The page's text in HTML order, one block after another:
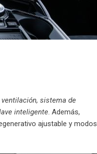
sistema de
inteligente. Además,
ajustable y modos